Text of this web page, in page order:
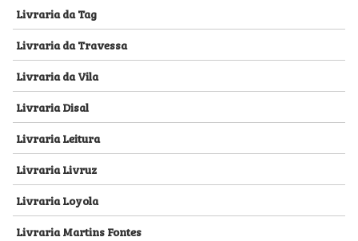
Livraria da Tag
Livraria da Travessa
Livraria da Vila
Livraria Disal
Livraria Leitura
Livraria Livruz
Livraria Loyola
Livraria Martins Fontes